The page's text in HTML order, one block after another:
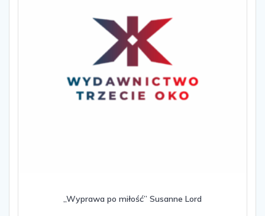
„Wyprawa po miłość” Susanne Lord